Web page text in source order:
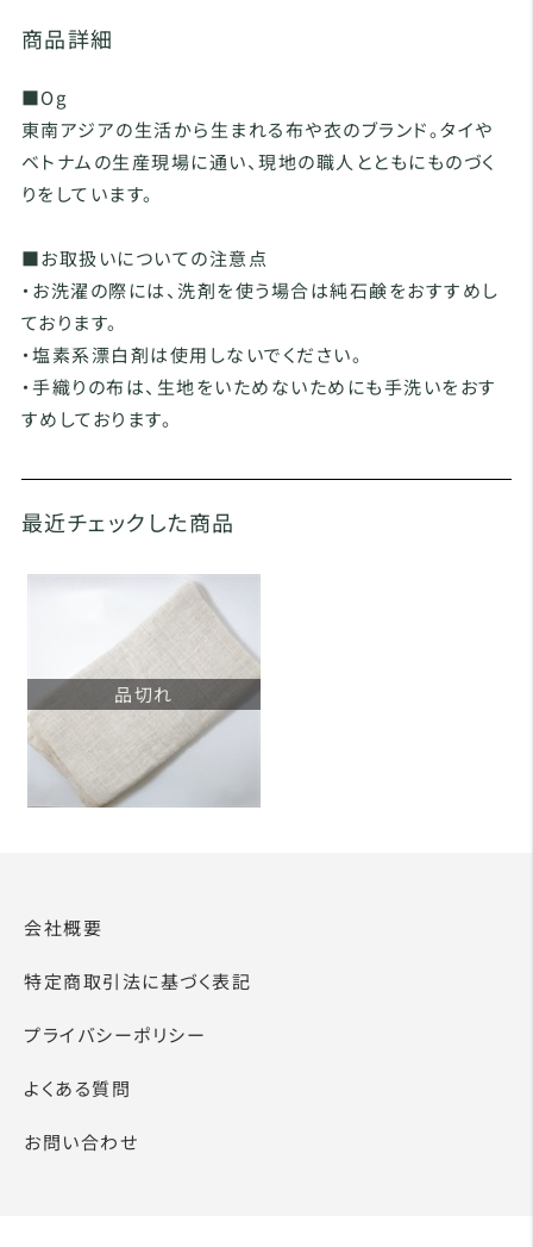
商品詳細
■Og
東南アジアの生活から生まれる布や衣のブランド。タイや
ベトナムの生産現場に通い、現地の職人とともにものづく
りをしています。
■お取扱いについての注意点
・お洗濯の際には、洗剤を使う場合は純石鹸をおすすめし
ております。
・塩素系漂白剤は使用しないでください。
・手織りの布は、生地をいためないためにも手洗いをおす
すめしております。
最近チェックした商品
品切れ
会社概要
特定商取引法に基づく表記
プライバシーポリシー
よくある質問
お問い合わせ